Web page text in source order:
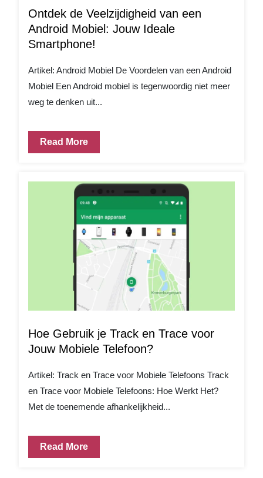
Ontdek de Veelzijdigheid van een
Android Mobiel: Jouw Ideale
Smartphone!
Artikel: Android Mobiel De Voordelen van een Android
Mobiel Een Android mobiel is tegenwoordig niet meer
weg te denken uit...
Read More
Hoe Gebruik je Track en Trace voor
Jouw Mobiele Telefoon?
Artikel: Track en Trace voor Mobiele Telefoons Track
en Trace voor Mobiele Telefoons: Hoe Werkt Het?
Met de toenemende afhankelijkheid...
Read More